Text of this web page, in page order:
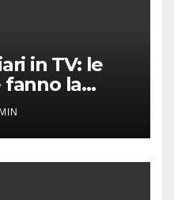
in TV: le
fanno la